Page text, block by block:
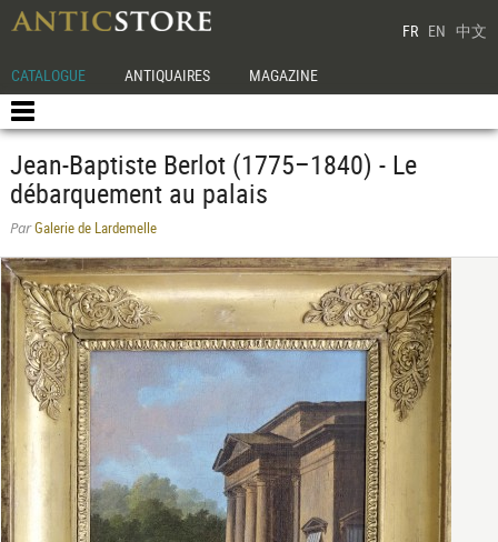
FR EN 中文
CATALOGUE ANTIQUAIRES MAGAZINE
Jean-Baptiste Berlot (1775–1840) - Le
débarquement au palais
ParGalerie de Lardemelle